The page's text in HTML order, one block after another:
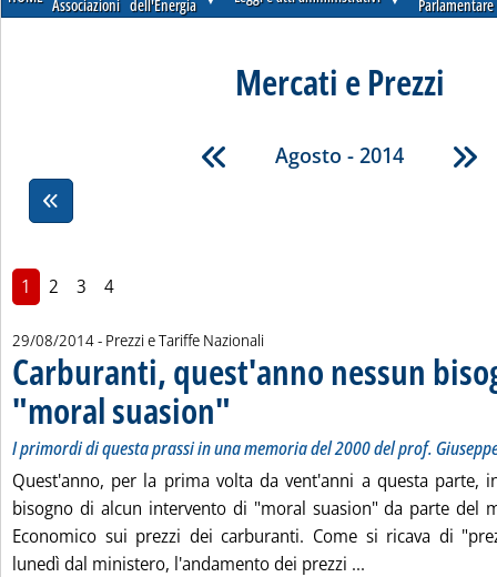
Associazioni dell'Energia
Parlamentare
Mercati e Prezzi
Agosto - 2014
1 2 3 4
29/08/2014- Prezzi e Tariffe Nazionali
Carburanti, quest'anno nessun
"moral suasion" . Sottotitolo: I primordi di questa prassi in una
I primordi di questa prassi in una memoria del 2000 del prof.
Quest'anno, per la prima volta da vent'anni a questa parte,
bisogno di alcun intervento di "moral suasion" da parte del
Economico sui prezzi dei carburanti. Come si ricava di
lunedì dal ministero, l'andamento dei prezzi ...